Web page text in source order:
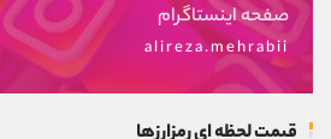
صفحه اینستاگرام
alireza.mehrabii